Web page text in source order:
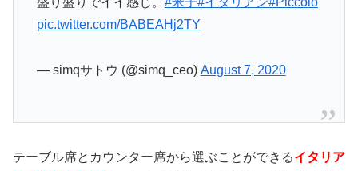
pic.twitter.com/BABEAHj2TY
— simqサトウ (@simq_ceo) August 7, 2020
テーブル席とカウンター席から選ぶことができるイタリア